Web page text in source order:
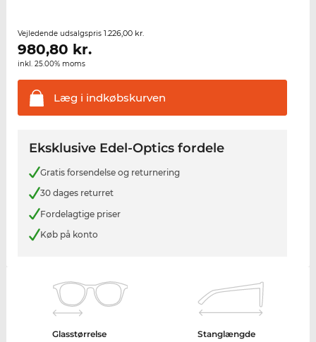
Vejledende udsalgspris 1.226,00 kr.
980,80 kr.
inkl. 25.00% moms
Læg i indkøbskurven
Eksklusive Edel-Optics fordele
Gratis forsendelse og returnering
30 dages returret
Fordelagtige priser
Køb på konto
Glasstørrelse
Stanglængde